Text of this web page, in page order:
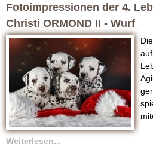
Fotoimpressionen der 4.
Christi ORMOND II - Wurf
Weiterlesen...